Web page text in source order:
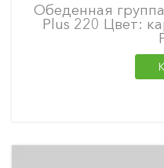
Обеденная
Plus 220 Цвет: